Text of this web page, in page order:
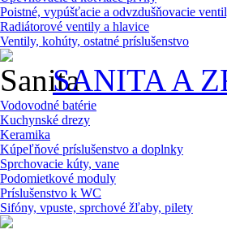
Poistné, vypúšťacie a odvzdušňovacie
Radiátorové ventily a hlavice
Ventily, kohúty, ostatné príslušenstvo
SANITA A
Vodovodné batérie
Kuchynské drezy
Keramika
Kúpeľňové príslušenstvo a doplnky
Sprchovacie kúty, vane
Podomietkové moduly
Príslušenstvo k WC
Sifóny, vpuste, sprchové žľaby, pilety